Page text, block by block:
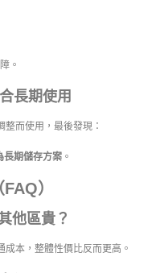
。
長期使用
而使用，最後發現：
長期儲存方案。
）
他區貴？
本，整體性價比反而更高。